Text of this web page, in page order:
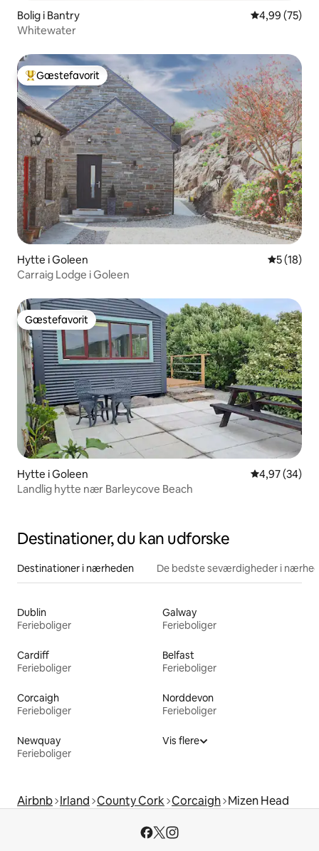
Bolig i Bantry 4,99 ud af 5 i
4,99 (75)
Whitewater
Bedste gæstefavorit
Gæstefavorit
Hytte i Goleen 5 ud af 5 i
5 (18)
Carraig Lodge i Goleen
Gæstefavorit
Gæstefavorit
Hytte i Goleen 4,97 ud af 5 i
4,97 (34)
Landlig hytte nær Barleycove Beach
Destinationer, du kan udforske
Destinationer i nærheden De bedste seværdigheder i
Dublin
Ferieboliger
Galway
Ferieboliger
Cardiff
Ferieboliger
Belfast
Ferieboliger
Corcaigh
Ferieboliger
Norddevon
Ferieboliger
Newquay
Ferieboliger
Vis flere
Airbnb Irland County Cork Corcaigh Mizen Head